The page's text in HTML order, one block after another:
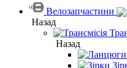
Велозапчастини
Назад
Назад